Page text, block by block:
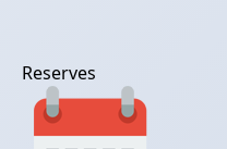
Reserves